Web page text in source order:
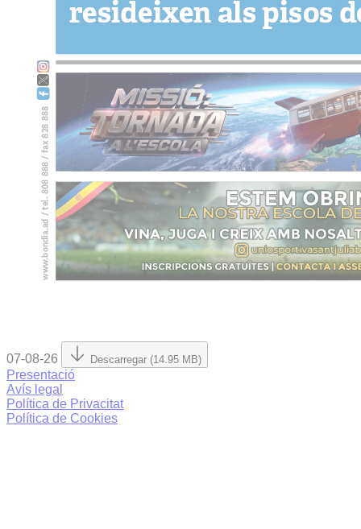
07-08-26 Descarregar (14.95 MB)
Presentació
Avís legal
Política de Privacitat
Política de Cookies